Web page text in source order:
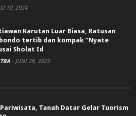
10, 2024
Karutan Luar Biasa, Ratusan
tertib dan kompak “Nyate
Sholat Id
- JUNI 29, 2023
Tanah Datar Gelar Tuorism